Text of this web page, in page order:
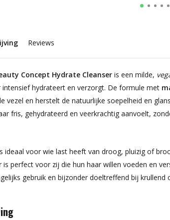
Reviews
Concept Hydrate Cleanser is een milde,
intensief hydrateert en verzorgt. De formule met
vezel en herstelt de natuurlijke soepelheid en
fris, gehydrateerd en veerkrachtig aanvoelt,
ideaal voor wie last heeft van droog, pluizig of
is perfect voor zij die hun haar willen voeden en
gebruik en bijzonder doeltreffend bij